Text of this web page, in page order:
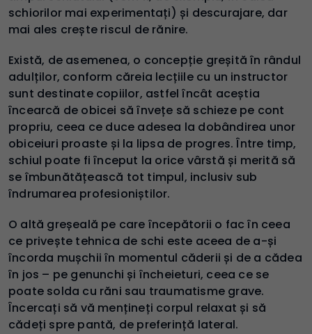
schiorilor mai experimentați) și descurajare, dar
mai ales crește riscul de rănire.
Există, de asemenea, o concepție greșită în rândul
adulților, conform căreia lecțiile cu un instructor
sunt destinate copiilor, astfel încât aceștia
încearcă de obicei să învețe să schieze pe cont
propriu, ceea ce duce adesea la dobândirea unor
obiceiuri proaste și la lipsa de progres. Între timp,
schiul poate fi început la orice vârstă și merită să
se îmbunătățească tot timpul, inclusiv sub
îndrumarea profesioniștilor.
O altă greșeală pe care începătorii o fac în ceea
ce privește tehnica de schi este aceea de a-și
încorda mușchii în momentul căderii și de a cădea
în jos – pe genunchi și încheieturi, ceea ce se
poate solda cu răni sau traumatisme grave.
Încercați să vă mențineți corpul relaxat și să
cădeți spre pantă, de preferință lateral.